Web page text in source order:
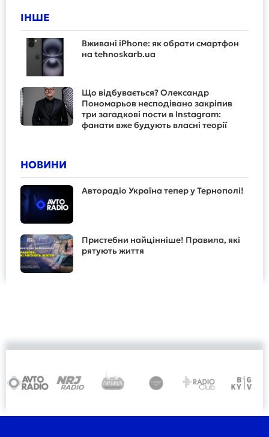
ІНШЕ
Вживані iPhone: як обрати смартфон
на tehnoskarb.ua
Що відбувається? Олександр
Пономарьов несподівано закріпив
три загадкові пости в Instagram:
фанати вже будують власні теорії
НОВИНИ
Авторадіо Україна тепер у Тернополі!
Пристебни найцінніше! Правила, які
рятують життя